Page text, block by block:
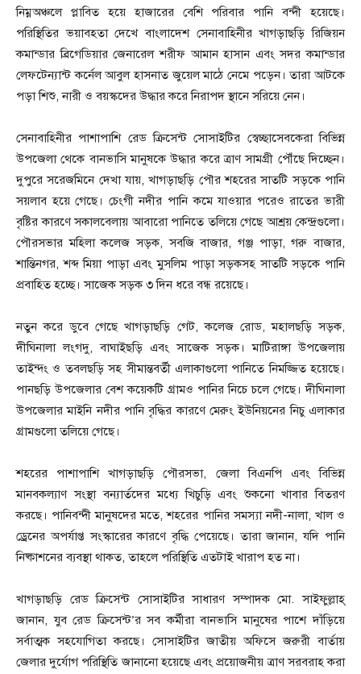
নিম্নঅঞ্চলে প্লাবিত হয়ে হাজারের বেশি পরিবার পানি বন্দী হয়েছে।
পরিস্থিতির ভয়াবহতা দেখে বাংলাদেশ সেনাবাহিনীর খাগড়াছড়ি রিজিয়ন
কমান্ডার ব্রিগেডিয়ার জেনারেল শরীফ আমান হাসান এবং সদর কমান্ডার
লেফটেন্যান্ট কর্নেল আবুল হাসনাত জুয়েল মাঠে নেমে পড়েন। তারা আটকে
পড়া শিশু, নারী ও বয়স্কদের উদ্ধার করে নিরাপদ স্থানে সরিয়ে নেন।
সেনাবাহিনীর পাশাপাশি রেড ক্রিসেন্ট সোসাইটির স্বেচ্ছাসেবকেরা বিভিন্ন
উপজেলা থেকে বানভাসি মানুষকে উদ্ধার করে ত্রাণ সামগ্রী পৌঁছে দিচ্ছেন।
দুপুরে সরেজমিনে দেখা যায়, খাগড়াছড়ি পৌর শহরের সাতটি সড়কে পানি
সয়লাব হয়ে গেছে। চেংগী নদীর পানি কমে যাওয়ার পরেও রাতের ভারী
বৃষ্টির কারণে সকালবেলায় আবারো পানিতে তলিয়ে গেছে আশ্রয় কেন্দ্রগুলো।
পৌরসভার মহিলা কলেজ সড়ক, সবজি বাজার, গঞ্জ পাড়া, গরু বাজার,
শান্তিনগর, শব্দ মিয়া পাড়া এবং মুসলিম পাড়া সড়কসহ সাতটি সড়কে পানি
প্রবাহিত হচ্ছে। সাজেক সড়ক ৩ দিন ধরে বন্ধ রয়েছে।
নতুন করে ডুবে গেছে খাগড়াছড়ি গেট, কলেজ রোড, মহালছড়ি সড়ক,
দীঘিনালা লংগদু, বাঘাইছড়ি এবং সাজেক সড়ক। মাটিরাঙ্গা উপজেলায়
তাইন্দং ও তবলছড়ি সহ সীমান্তবর্তী এলাকাগুলো পানিতে নিমজ্জিত হয়েছে।
পানছড়ি উপজেলার বেশ কয়েকটি গ্রামও পানির নিচে চলে গেছে। দীঘিনালা
উপজেলার মাইনি নদীর পানি বৃদ্ধির কারণে মেরুং ইউনিয়নের নিচু এলাকার
গ্রামগুলো তলিয়ে গেছে।
শহরের পাশাপাশি খাগড়াছড়ি পৌরসভা, জেলা বিএনপি এবং বিভিন্ন
মানবকল্যাণ সংস্থা বন্যার্তদের মধ্যে খিচুড়ি এবং শুকনো খাবার বিতরণ
করছে। পানিবন্দী মানুষদের মতে, শহরের পানির সমস্যা নদী-নালা, খাল ও
ড্রেনের অপর্যাপ্ত সংস্কারের কারণে বৃদ্ধি পেয়েছে। তারা জানান, যদি পানি
নিষ্কাশনের ব্যবস্থা থাকত, তাহলে পরিস্থিতি এতটাই খারাপ হত না।
খাগড়াছড়ি রেড ক্রিসেন্ট সোসাইটির সাধারণ সম্পাদক মো. সাইফুল্লাহ্
জানান, যুব রেড ক্রিসেন্ট’র সব কর্মীরা বানভাসি মানুষের পাশে দাঁড়িয়ে
সর্বাত্মক সহযোগিতা করছে। সোসাইটির জাতীয় অফিসে জরুরী বার্তায়
জেলার দুর্যোগ পরিস্থিতি জানানো হয়েছে এবং প্রয়োজনীয় ত্রাণ সরবরাহ করা